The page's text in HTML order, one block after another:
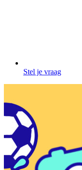
Stel je vraag